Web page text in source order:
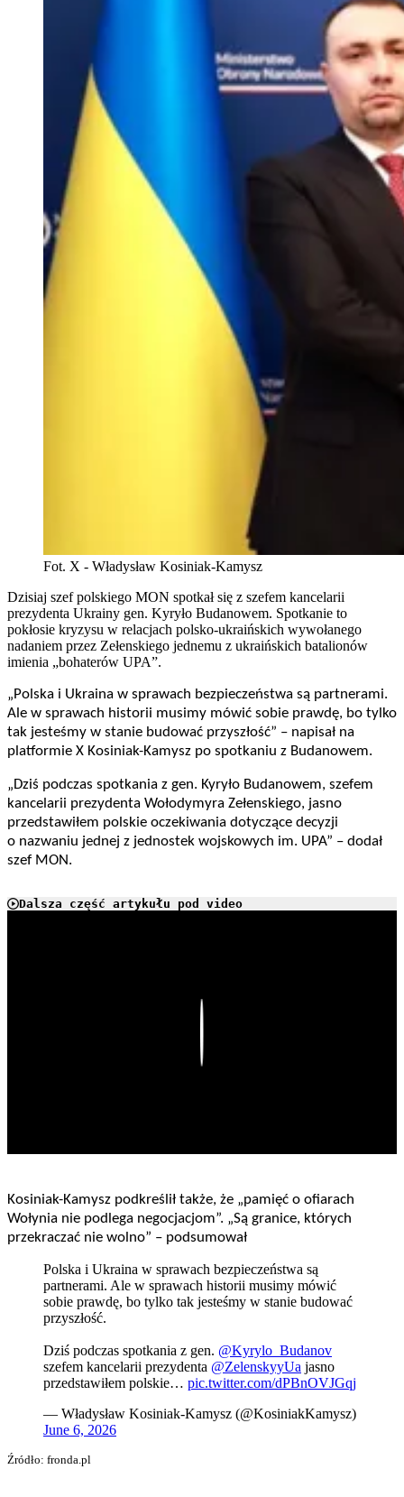
Fot. X - Władysław Kosiniak-Kamysz
Dzisiaj szef polskiego MON spotkał się z szefem kancelarii
prezydenta Ukrainy gen. Kyryło Budanowem. Spotkanie to
pokłosie kryzysu w relacjach polsko-ukraińskich wywołanego
nadaniem przez Zełenskiego jednemu z ukraińskich batalionów
imienia „bohaterów UPA”.
„Polska i Ukraina w sprawach bezpieczeństwa są partnerami.
Ale w sprawach historii musimy mówić sobie prawdę, bo tylko
tak jesteśmy w stanie budować przyszłość” – napisał na
platformie X Kosiniak-Kamysz po spotkaniu z Budanowem.
„Dziś podczas spotkania z gen. Kyryło Budanowem, szefem
kancelarii prezydenta Wołodymyra Zełenskiego, jasno
przedstawiłem polskie oczekiwania dotyczące decyzji
o nazwaniu jednej z jednostek wojskowych im. UPA” – dodał
szef MON.
Dalsza część artykułu pod video
Kosiniak-Kamysz podkreślił także, że „pamięć o ofiarach
Wołynia nie podlega negocjacjom”. „Są granice, których
przekraczać nie wolno” – podsumował
Polska i Ukraina w sprawach bezpieczeństwa są
partnerami. Ale w sprawach historii musimy mówić
sobie prawdę, bo tylko tak jesteśmy w stanie budować
przyszłość.
Dziś podczas spotkania z gen. @Kyrylo_Budanov
szefem kancelarii prezydenta @ZelenskyyUa jasno
przedstawiłem polskie… pic.twitter.com/dPBnOVJGqj
— Władysław Kosiniak-Kamysz (@KosiniakKamysz)
June 6, 2026
Źródło: fronda.pl